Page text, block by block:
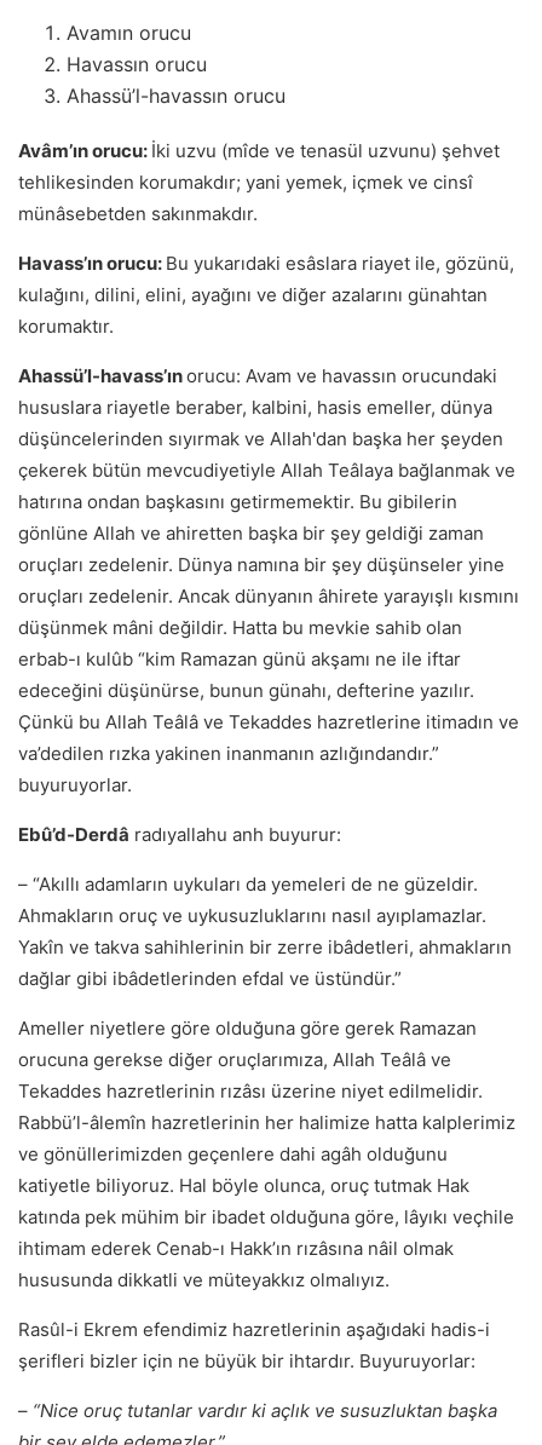
Avamın orucu
Havassın orucu
Ahassü’l-havassın orucu
Avâm’ın orucu: İki uzvu (mîde ve tenasül uzvunu) şehvet
tehlikesinden korumakdır; yani yemek, içmek ve cinsî
münâsebetden sakınmakdır.
Havass’ın orucu: Bu yukarıdaki esâslara riayet ile, gözünü,
kulağını, dilini, elini, ayağını ve diğer azalarını günahtan
korumaktır.
Ahassü’l-havass’ınorucu: Avam ve havassın orucundaki
hususlara riayetle beraber, kalbini, hasis emeller, dünya
düşüncelerinden sıyırmak ve Allah'dan başka her şeyden
çekerek bütün mevcudiyetiyle Allah Teâlaya bağlanmak ve
hatırına ondan başkasını getirmemektir. Bu gibilerin
gönlüne Allah ve ahiretten başka bir şey geldiği zaman
oruçları zedelenir. Dünya namına bir şey düşünseler yine
oruçları zedelenir. Ancak dünyanın âhirete yarayışlı kısmını
düşünmek mâni değildir. Hatta bu mevkie sahib olan
erbab-ı kulûb “kim Ramazan günü akşamı ne ile iftar
edeceğini düşünürse, bunun günahı, defterine yazılır.
Çünkü bu Allah Teâlâ ve Tekaddes hazretlerine itimadın ve
va’dedilen rızka yakinen inanmanın azlığındandır.”
buyuruyorlar.
Ebû’d-Derdâ radıyallahu anh buyurur:
– “Akıllı adamların uykuları da yemeleri de ne güzeldir.
Ahmakların oruç ve uykusuzluklarını nasıl ayıplamazlar.
Yakîn ve takva sahihlerinin bir zerre ibâdetleri, ahmakların
dağlar gibi ibâdetlerinden efdal ve üstündür.”
Ameller niyetlere göre olduğuna göre gerek Ramazan
orucuna gerekse diğer oruçlarımıza, Allah Teâlâ ve
Tekaddes hazretlerinin rızâsı üzerine niyet edilmelidir.
Rabbü’l-âlemîn hazretlerinin her halimize hatta kalplerimiz
ve gönüllerimizden geçenlere dahi agâh olduğunu
katiyetle biliyoruz. Hal böyle olunca, oruç tutmak Hak
katında pek mühim bir ibadet olduğuna göre, lâyıkı veçhile
ihtimam ederek Cenab-ı Hakk’ın rızâsına nâil olmak
hususunda dikkatli ve müteyakkız olmalıyız.
Rasûl-i Ekrem efendimiz hazretlerinin aşağıdaki hadis-i
şerifleri bizler için ne büyük bir ihtardır. Buyuruyorlar:
– “Nice oruç tutanlar vardır ki açlık ve susuzluktan başka